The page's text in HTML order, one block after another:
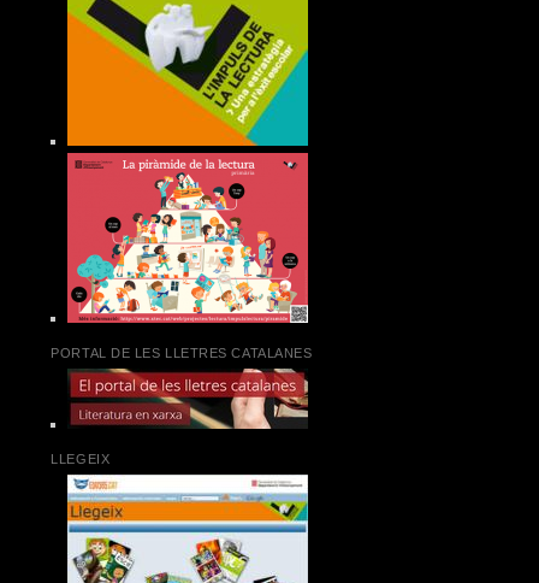
PORTAL DE LES LLETRES CATALANES
LLEGEIX